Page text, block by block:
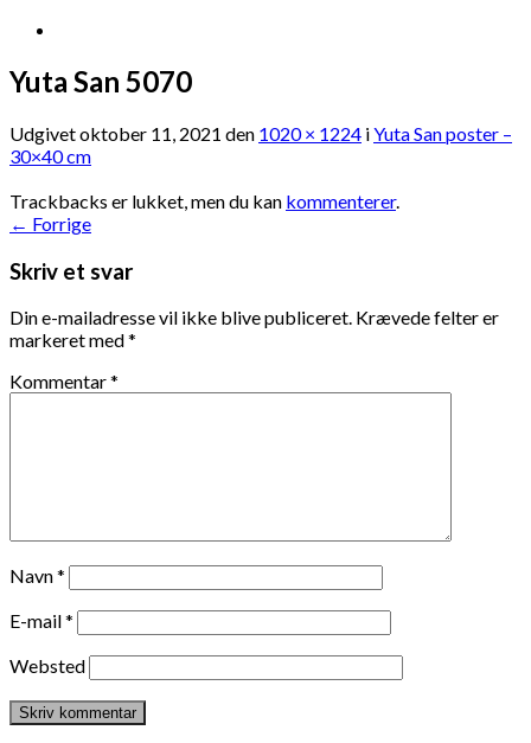
Yuta San 5070
Udgivetoktober 11, 2021 den 1020 × 1224 iYuta San poster –
30×40 cm
Trackbacks er lukket, men du kan kommenterer.
← Forrige
Skriv et svar
Din e-mailadresse vil ikke blive publiceret. Krævede felter er
markeret med*
Kommentar*
Navn*
E-mail*
Websted